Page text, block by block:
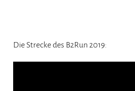
Die Strecke des B2Run 2019: